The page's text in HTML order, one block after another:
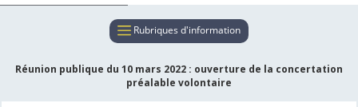
Rubriques d'information
Réunion publique du 10 mars 2022 : ouverture de la concertation
préalable volontaire